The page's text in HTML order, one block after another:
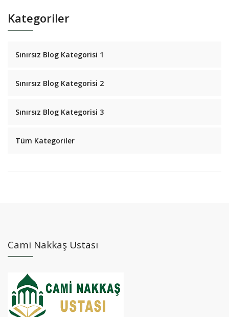
Kategoriler
Sınırsız Blog Kategorisi 1
Sınırsız Blog Kategorisi 2
Sınırsız Blog Kategorisi 3
Tüm Kategoriler
Cami Nakkaş Ustası